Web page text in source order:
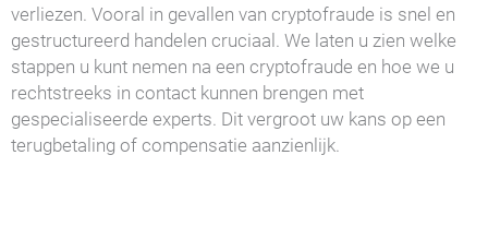
verliezen. Vooral in gevallen van cryptofraude is snel en
gestructureerd handelen cruciaal. We laten u zien welke
stappen u kunt nemen na een cryptofraude en hoe we u
rechtstreeks in contact kunnen brengen met
gespecialiseerde experts. Dit vergroot uw kans op een
terugbetaling of compensatie aanzienlijk.